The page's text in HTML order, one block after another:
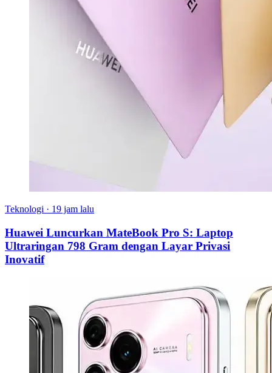
Teknologi · 19 jam lalu
Huawei Luncurkan MateBook Pro S: Laptop
Ultraringan 798 Gram dengan Layar Privasi
Inovatif